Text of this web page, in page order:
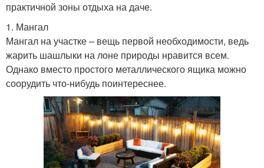
практичной зоны отдыха на даче.
1. Мангал
Мангал на участке – вещь первой необходимости, ведь
жарить шашлыки на лоне природы нравится всем.
Однако вместо простого металлического ящика можно
соорудить что-нибудь поинтереснее.